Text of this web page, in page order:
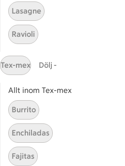
Rödspätta gryta
Gratinerad rödspätta
Sidfot
Start
Få snabbt svar
FAQ
Kundservice
Lasagne
Ravioli
Tex-mex Dölj -
Allt inom Tex-mex
Burrito
Enchiladas
Fajitas